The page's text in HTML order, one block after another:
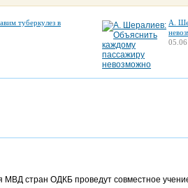
туберкулез в
А.
МВД стран ОДКБ проведут совместное